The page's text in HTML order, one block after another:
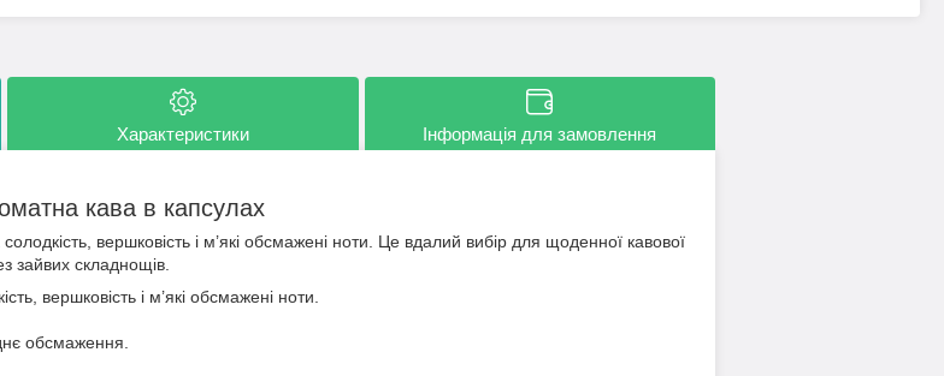
Характеристики Інформація для замовлення
кава в капсулах
вершковість і м’які обсмажені ноти. Це вдалий вибір для щоденної кавової
зайвих складнощів.
вершковість і м’які обсмажені ноти.
обсмаження.